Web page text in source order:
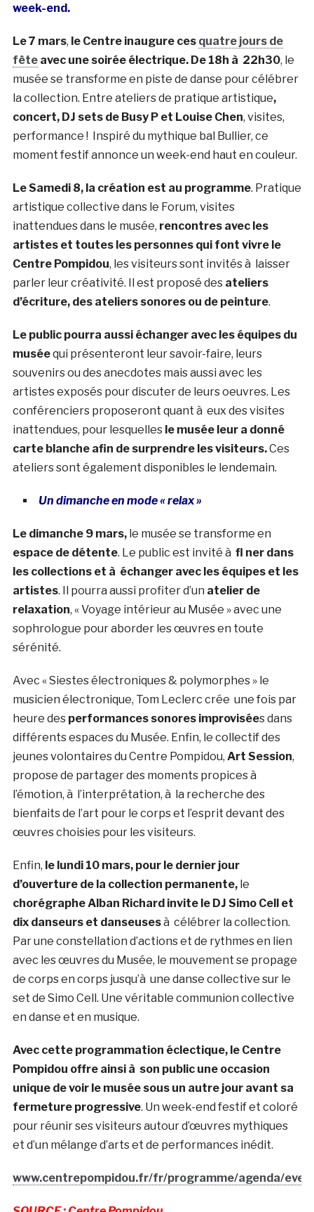
week-end.
Le 7 mars, le Centre inaugure ces quatre jours de
fêteavec une soirée électrique. De 18h à 22h30, le
musée se transforme en piste de danse pour célébrer
la collection. Entre ateliers de pratique artistique,
concert, DJ sets de Busy P et Louise Chen, visites,
performance ! Inspiré du mythique bal Bullier, ce
moment festif annonce un week-end haut en couleur.
Le Samedi 8, la création est au programme. Pratique
artistique collective dans le Forum, visites
inattendues dans le musée, rencontres avec les
artistes et toutes les personnes qui font vivre le
Centre Pompidou, les visiteurs sont invités à laisser
parler leur créativité. Il est proposé des ateliers
d’écriture, des ateliers sonores ou de peinture.
Le public pourra aussi échanger avec les équipes du
muséequi présenteront leur savoir-faire, leurs
souvenirs ou des anecdotes mais aussi avec les
artistes exposés pour discuter de leurs oeuvres. Les
conférenciers proposeront quant à eux des visites
inattendues, pour lesquelles le musée leur a donné
carte blanche afin de surprendre les visiteurs.Ces
ateliers sont également disponibles le lendemain.
Un dimanche en mode « relax »
Le dimanche 9 mars,le musée se transforme en
espace de détente. Le public est invité à fl ner dans
les collections et à échanger avec les équipes et les
artistes. Il pourra aussi profiter d’un atelier de
relaxation, « Voyage intérieur au Musée » avec une
sophrologue pour aborder les œuvres en toute
sérénité.
Avec « Siestes électroniques & polymorphes » le
musicien électronique, Tom Leclerc crée une fois par
heure des performances sonores improvisées dans
différents espaces du Musée. Enfin, le collectif des
jeunes volontaires du Centre Pompidou, Art Session,
propose de partager des moments propices à
l’émotion, à l’interprétation, à la recherche des
bienfaits de l’art pour le corps et l’esprit devant des
œuvres choisies pour les visiteurs.
Enfin, le lundi 10 mars, pour le dernier jour
d’ouverture de la collection permanente,le
chorégraphe Alban Richard invite le DJ Simo Cell et
dix danseurs et danseusesà célébrer la collection.
Par une constellation d’actions et de rythmes en lien
avec les œuvres du Musée, le mouvement se propage
de corps en corps jusqu’à une danse collective sur le
set de Simo Cell. Une véritable communion collective
en danse et en musique.
Avec cette programmation éclectique, le Centre
Pompidou offre ainsi à son public une occasion
unique de voir le musée sous un autre jour avant sa
fermeture progressive. Un week-end festif et coloré
pour réunir ses visiteurs autour d’œuvres mythiques
et d’un mélange d’arts et de performances inédit.
www.centrepompidou.fr/fr/programme/agenda/